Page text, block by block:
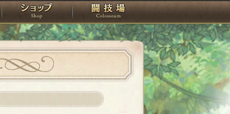
スタジオ ショップ 闘技場